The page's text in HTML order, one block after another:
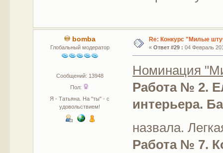
bomba
Глобальный модератор
Сообщений: 13948
Пол:
Я - Татьяна. На "ты" - с
удовольствием!
Re: Конкурс "Милые
« Ответ #29 : 04 Февраль
Номинация
Работа № 2.
интерьера.
назвала.
Работа № 7.